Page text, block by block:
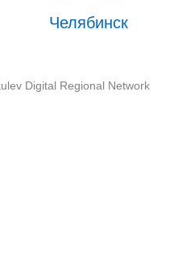
Челябинск
Digital Regional Network